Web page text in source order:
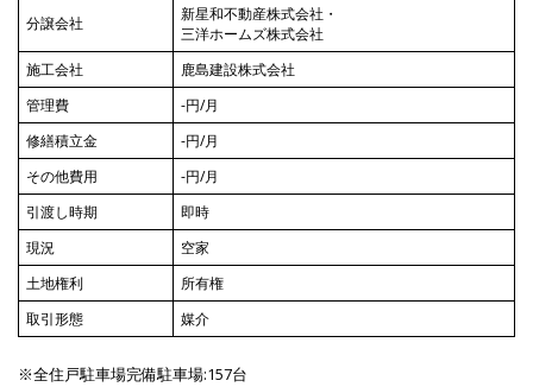
分譲会社
新星和不動産株式会社・
三洋ホームズ株式会社
施工会社
鹿島建設株式会社
管理費
-円/月
修繕積立金
-円/月
その他費用
-円/月
引渡し時期
即時
現況
空家
土地権利
所有権
取引形態
媒介
※全住戸駐車場完備駐車場:157台